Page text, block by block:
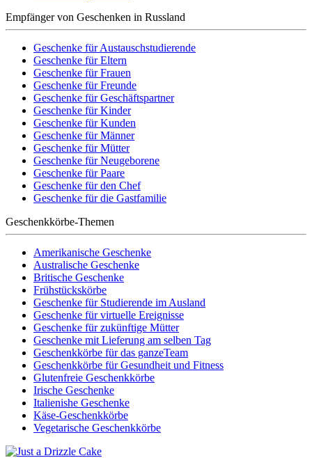
Empfänger von Geschenken in Russland
Geschenke für Austauschstudierende
Geschenke für Eltern
Geschenke für Frauen
Geschenke für Freunde
Geschenke für Geschäftspartner
Geschenke für Kinder
Geschenke für Kunden
Geschenke für Männer
Geschenke für Mütter
Geschenke für Neugeborene
Geschenke für Paare
Geschenke für den Chef
Geschenke für die Gastfamilie
Geschenkkörbe-Themen
Amerikanische Geschenke
Australische Geschenke
Britische Geschenke
Frühstückskörbe
Geschenke für Studierende im Ausland
Geschenke für virtuelle Ereignisse
Geschenke für zukünftige Mütter
Geschenke mit Lieferung am selben Tag
Geschenkkörbe für das ganzeTeam
Geschenkkörbe für Gesundheit und Fitness
Glutenfreie Geschenkkörbe
Irische Geschenke
Italienishe Geschenke
Käse-Geschenkkörbe
Vegetarische Geschenkkörbe